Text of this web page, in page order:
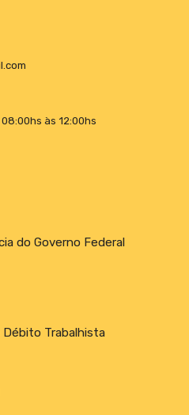
às 12:00hs
do Governo Federal
Trabalhista